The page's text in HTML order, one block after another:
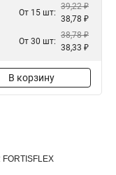
От 15 шт:
39,22 ₽
38,78 ₽
От 30 шт:
38,78 ₽
38,33 ₽
В корзину